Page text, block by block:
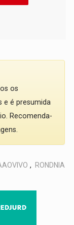
os
e é presumida
Recomenda-
,
RONDNIA